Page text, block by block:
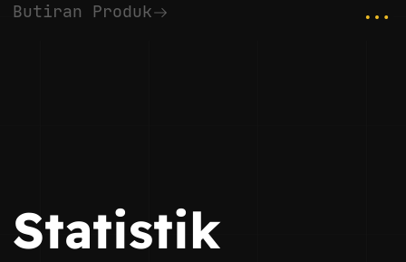
Butiran Produk ...
Statistik